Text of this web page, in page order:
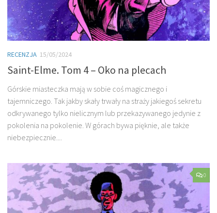
RECENZJA 15/05/2024
Saint-Elme. Tom 4 – Oko na plecach
Górskie miasteczka mają w sobie coś magicznego i
tajemniczego. Tak jakby skały trwały na straży jakiegoś sekretu
odkrywanego tylko nielicznym lub przekazywanego jedynie z
pokolenia na pokolenie. W górach bywa pięknie, ale także
niebezpiecznie....
0